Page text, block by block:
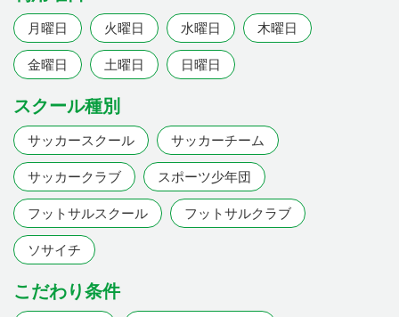
月曜日 火曜日 水曜日 木曜日
金曜日 土曜日 日曜日
スクール種別
サッカースクール サッカーチーム
サッカークラブ スポーツ少年団
フットサルスクール フットサルクラブ
ソサイチ
こだわり条件